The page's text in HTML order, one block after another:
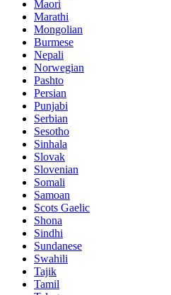
Maori
Marathi
Mongolian
Burmese
Nepali
Norwegian
Pashto
Persian
Punjabi
Serbian
Sesotho
Sinhala
Slovak
Slovenian
Somali
Samoan
Scots Gaelic
Shona
Sindhi
Sundanese
Swahili
Tajik
Tamil